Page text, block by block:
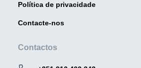
Política de privacidade
Contacte-nos
Contactos